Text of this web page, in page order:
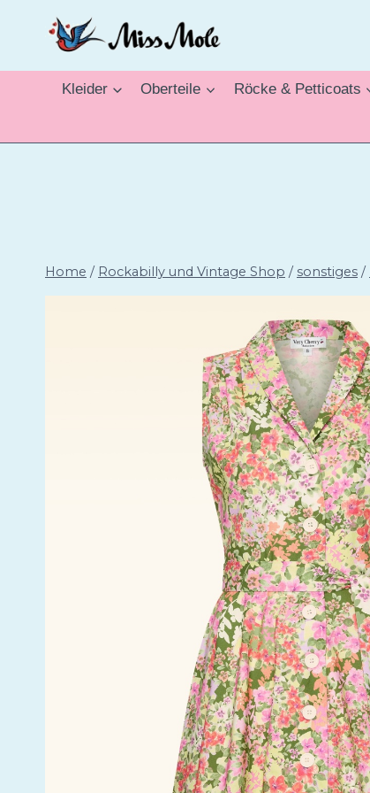
Kleider Oberteile Röcke & Petticoats
Home / Rockabilly und Vintage Shop / sonstiges /